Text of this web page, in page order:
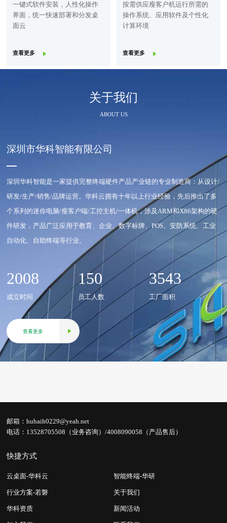
一键式软件安装，人性化操作
界面，统一快速部署和分发桌
面云
查看更多
按需供应瘦客户机运行所需的
操作系统、应用软件及个性化
计算环境
查看更多
关于我们
ABOUT US
深圳市华科智能有限公司
深圳华科智能是一家提供完整终端硬件产品产业链的专业制造商：从设计/
研发/生产/销售/品牌运营。华科云拥有十年以上行业经验，先后推出了多
个系列的迷你电脑/瘦客户端/工控主机/一体机，涉及ARM和X86架构的硬
件研发，产品广泛应用于教育、企业、数字标牌、POS、安防系统、工业
自动化、自助终端等行业。
查看更多
2008
成立时间
150
员工人数
3543
工厂面积
邮箱： huhaih0229@yeah.net
电话： 13528705508（业务咨询）/4008090058（产品售后）
快捷方式
云桌面-华科云 智能终端-华研
行业方案-若磐 关于我们
华科资质 新闻活动